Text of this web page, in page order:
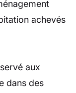
achevés
aux
dans des